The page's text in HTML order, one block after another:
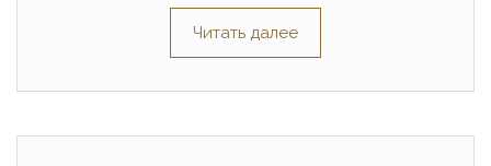
Читать далее